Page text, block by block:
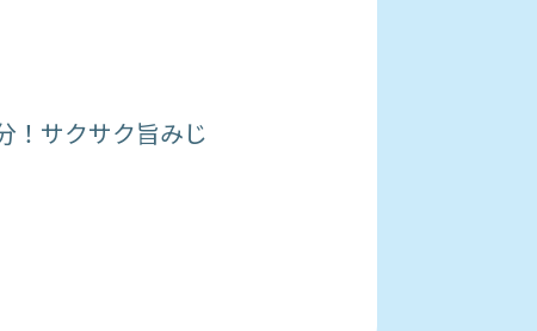
！サクサク旨みじ